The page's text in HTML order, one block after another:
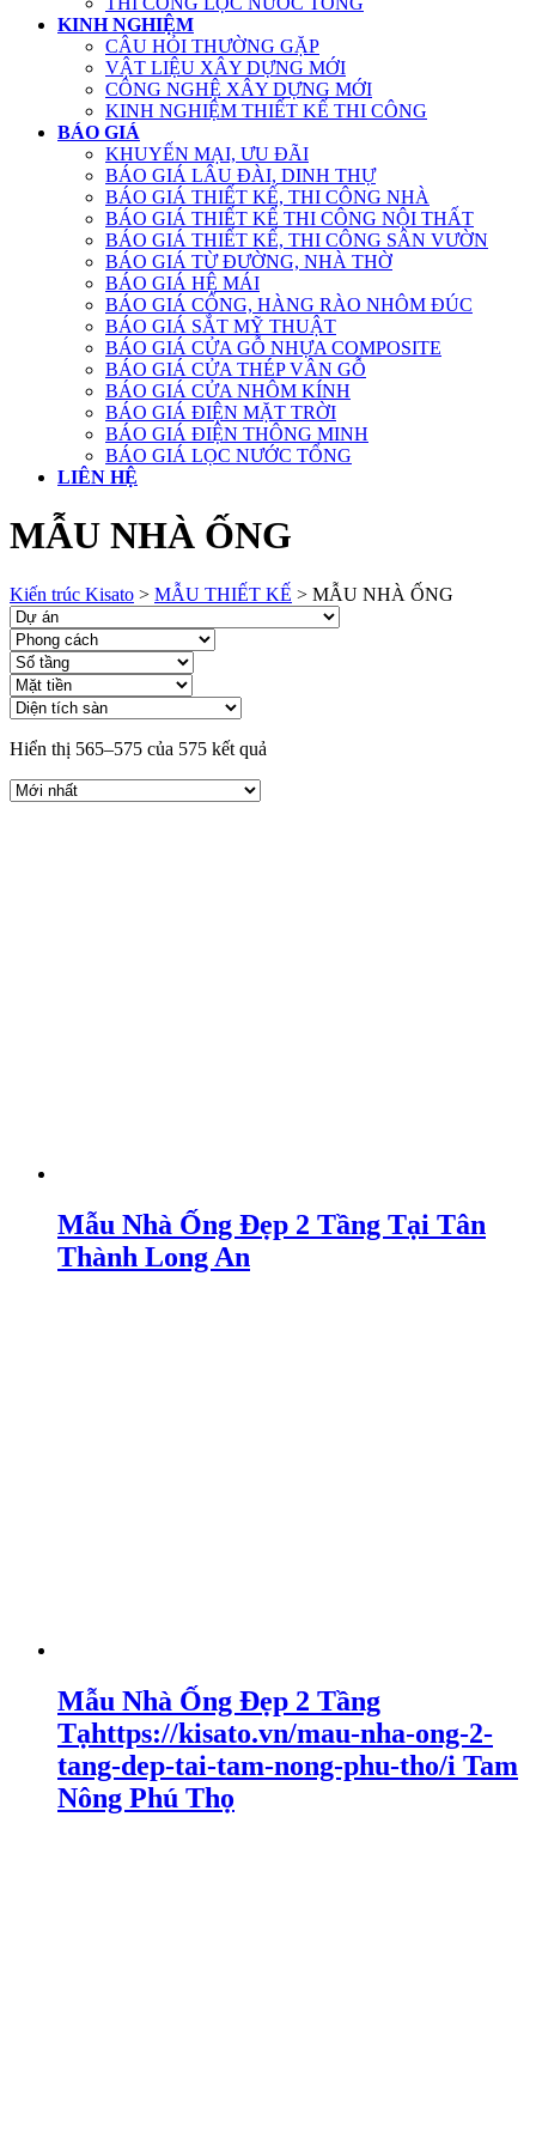
KINH NGHIỆM
CÂU HỎI THƯỜNG GẶP
VẬT LIỆU XÂY DỰNG MỚI
CÔNG NGHỆ XÂY DỰNG MỚI
KINH NGHIỆM THIẾT KẾ THI CÔNG
BÁO GIÁ
KHUYẾN MẠI, ƯU ĐÃI
BÁO GIÁ LÂU ĐÀI, DINH THỰ
BÁO GIÁ THIẾT KẾ, THI CÔNG NHÀ
BÁO GIÁ THIẾT KẾ THI CÔNG NỘI THẤT
BÁO GIÁ THIẾT KẾ, THI CÔNG SÂN VƯỜN
BÁO GIÁ TỪ ĐƯỜNG, NHÀ THỜ
BÁO GIÁ HỆ MÁI
BÁO GIÁ CỔNG, HÀNG RÀO NHÔM ĐÚC
BÁO GIÁ SẮT MỸ THUẬT
BÁO GIÁ CỬA GỖ NHỰA COMPOSITE
BÁO GIÁ CỬA THÉP VÂN GỖ
BÁO GIÁ CỬA NHÔM KÍNH
BÁO GIÁ ĐIỆN MẶT TRỜI
BÁO GIÁ ĐIỆN THÔNG MINH
BÁO GIÁ LỌC NƯỚC TỔNG
LIÊN HỆ
MẪU NHÀ ỐNG
Kiến trúc Kisato > MẪU THIẾT KẾ > MẪU NHÀ ỐNG
Hiển thị 565–575 của 575 kết quả
Mẫu Nhà Ống Đẹp 2 Tầng Tại Tân
Thành Long An
Mẫu Nhà Ống Đẹp 2 Tầng
Tạhttps://kisato.vn/mau-nha-ong-2-
tang-dep-tai-tam-nong-phu-tho/i Tam
Nông Phú Thọ